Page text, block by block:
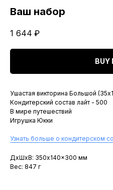
Ваш набор
1 644 ₽
BUY
Ушастая викторина Большой
Кондитерский состав лайт - 500
В мире путешествий
Игрушка Юкки
Узнать больше о кондитерском
ДxШxВ: 350x140x300 мм
Вес: 847 г